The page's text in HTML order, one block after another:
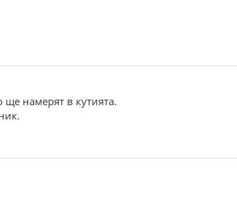
ще намерят в кутията.